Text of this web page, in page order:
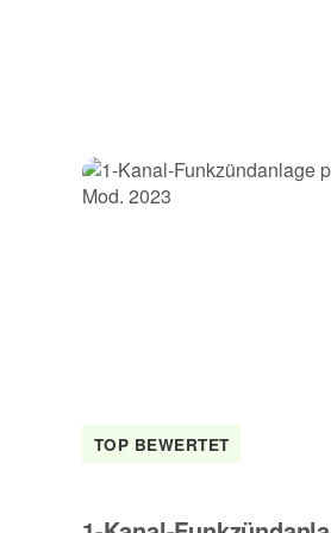
Artikel nachweislich in diesem
TOP BEWERTET